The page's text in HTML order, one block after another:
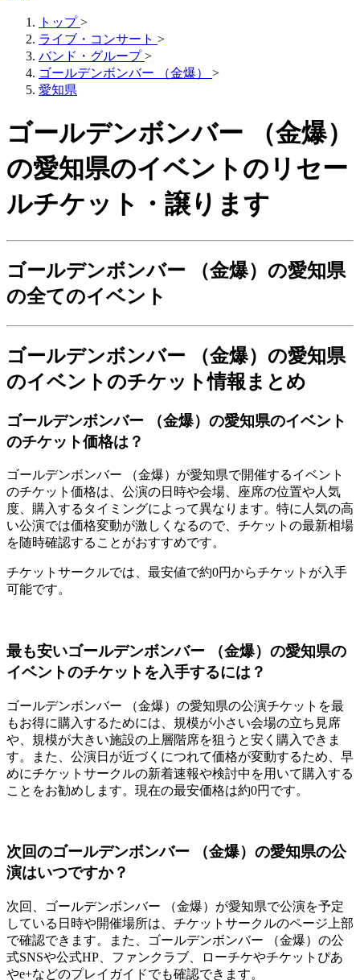
トップ >
ライブ・コンサート >
バンド・グループ >
ゴールデンボンバー （金爆）
>
愛知県
ゴールデンボンバー （金爆）
の愛知県のイベントのリセー
ルチケット・譲ります
ゴールデンボンバー （金爆）の愛知県
の全てのイベント
ゴールデンボンバー （金爆）の愛知県
のイベントのチケット情報まとめ
ゴールデンボンバー （金爆）の愛知県のイベント
のチケット価格は？
ゴールデンボンバー （金爆）が愛知県で開催するイベント
のチケット価格は、公演の日時や会場、座席の位置や人気
度、購入するタイミングによって異なります。特に人気の高
い公演では価格変動が激しくなるので、チケットの最新相場
を随時確認することがおすすめです。
チケットサークルでは、最安値で約0円からチケットが入手
可能です。
最も安いゴールデンボンバー （金爆）の愛知県の
イベントのチケットを入手するには？
ゴールデンボンバー （金爆）の愛知県の公演チケットを最
もお得に購入するためには、規模が小さい会場の立ち見席
や、規模が大きい施設の上層階席を狙うと安く購入できま
す。また、公演日が近づくにつれて価格が変動するため、早
めにチケットサークルの新着速報や検討中を用いて購入する
ことをお勧めします。現在の最安価格は約0円です。
次回のゴールデンボンバー （金爆）の愛知県の公
演はいつですか？
次回、ゴールデンボンバー （金爆）が愛知県で公演を予定
している日時や開催場所は、チケットサークルのページ上部
で確認できます。また、ゴールデンボンバー （金爆）の公
式SNSや公式HP、ファンクラブ、ローチケやチケットぴあ
やe+などのプレイガイドでも確認できます。